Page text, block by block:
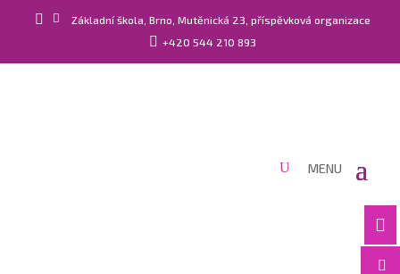
  Základní škola, Brno, Mutěnická 23, příspěvková organizace
 +420 544 210 893

